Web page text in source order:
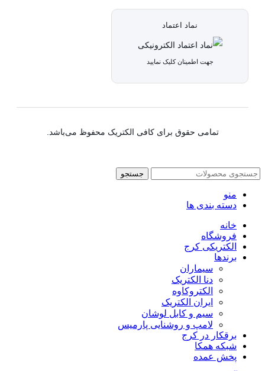
نماد اعتماد
جهت اطمینان کلیک نمایید
تمامی حقوق برای کافی الکتریک محفوظ می‌باشد.
جستجو
منو
دسته بندی ها
خانه
فروشگاه
الکتریکی کرج
برندها
سیماران
دنا الکتریک
الکتروکاوه
ایران الکتریک
سیم و کابل لوشان
لامپ و روشنایی پارمیس
برقکار در کرج
شبکه همکا
پخش عمده